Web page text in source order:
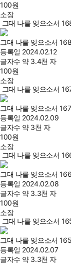
100원
소장
그대 나를 잊으소서
그대 나를 잊으소서
등록일 2024.02.12
글자수 약 3.4천 자
100원
소장
그대 나를 잊으소서
그대 나를 잊으소서
등록일 2024.02.09
글자수 약 3천 자
100원
소장
그대 나를 잊으소서
그대 나를 잊으소서
등록일 2024.02.08
글자수 약 3.3천 자
100원
소장
그대 나를 잊으소서
그대 나를 잊으소서
등록일 2024.02.07
글자수 약 3.3천 자